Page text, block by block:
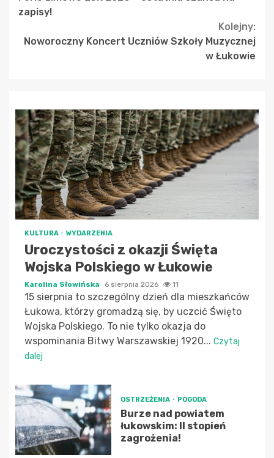
Reading
zapisy!
Kolejny:
Noworoczny Koncert Uczniów Szkoły Muzycznej
w Łukowie
KULTURA WYDARZENIA
Uroczystości z okazji Święta
Wojska Polskiego w Łukowie
Karolina Słowińska 6 sierpnia 2026 11
15 sierpnia to szczególny dzień dla mieszkańców
Łukowa, którzy gromadzą się, by uczcić Święto
Wojska Polskiego. To nie tylko okazja do
wspominania Bitwy Warszawskiej 1920... Czytaj
dalej
OSTRZEŻENIA POGODA
Burze nad powiatem
łukowskim: II stopień
zagrożenia!